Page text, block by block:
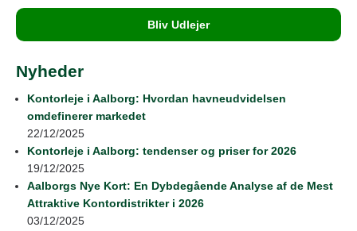
Bliv Udlejer
Nyheder
Kontorleje i Aalborg: Hvordan havneudvidelsen
omdefinerer markedet
22/12/2025
Kontorleje i Aalborg: tendenser og priser for 2026
19/12/2025
Aalborgs Nye Kort: En Dybdegående Analyse af de Mest
Attraktive Kontordistrikter i 2026
03/12/2025